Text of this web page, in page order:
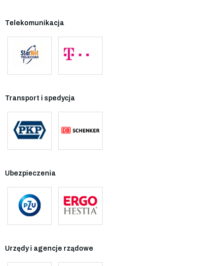
Telekomunikacja
Transport i spedycja
Ubezpieczenia
Urzędy i agencje rządowe